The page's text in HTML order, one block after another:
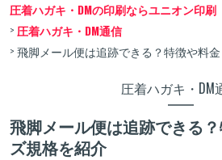
圧着ハガキ・DMの印刷ならユニオン印刷
圧着ハガキ・DM通信
飛脚メール便は追跡できる？特徴や料
圧着ハガキ・DM
飛脚メール便は追跡できる
ズ規格を紹介